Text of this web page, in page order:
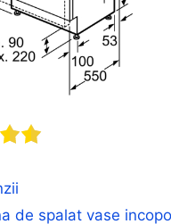
de spalat vase